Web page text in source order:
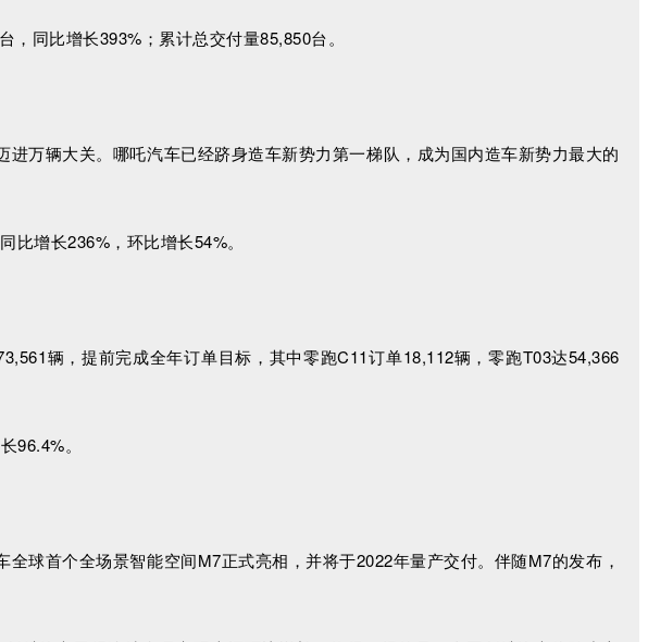
同比增长393%；累计总交付量85,850台。
万辆大关。哪吒汽车已经跻身造车新势力第一梯队，成为国内造车新势力最大的
增长236%，环比增长54%。
辆，提前完成全年订单目标，其中零跑C11订单18,112辆，零跑T03达54,366
96.4%。
球首个全场景智能空间M7正式亮相，并将于2022年量产交付。伴随M7的发布，